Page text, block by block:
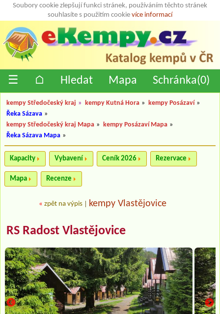
Soubory cookie zlepšují funkci stránek, používáním těchto stránek
souhlasíte s použitím cookie více informací
☰ ⌂ Hledat Mapa Schránka(0)
kempy Středočeský kraj » kempy Kutná Hora » kempy Posázaví »
Řeka Sázava »
kempy Středočeský kraj Mapa » kempy Posázaví Mapa »
Řeka Sázava Mapa »
Kapacity Vybavení Ceník 2026 Rezervace
Mapa Recenze
« zpět na výpis kempy Vlastějovice
RS Radost Vlastějovice